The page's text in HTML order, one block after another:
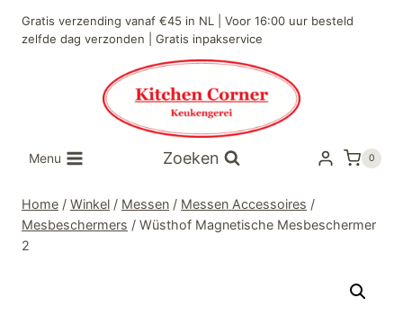
naar
Gratis verzending vanaf €45 in NL | Voor 16:00 uur besteld
zelfde dag verzonden | Gratis inpakservice
Menu Zoeken 0
Home / Winkel / Messen / Messen Accessoires /
Mesbeschermers / Wüsthof Magnetische Mesbeschermer
2